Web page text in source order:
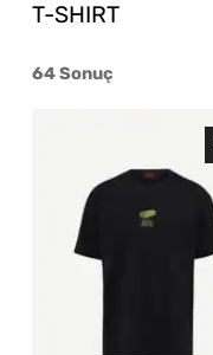
T-SHIRT
64Sonuç